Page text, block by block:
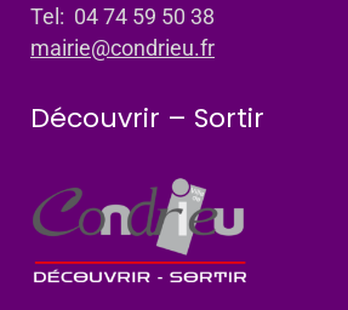
Tel: 04 74 59 50 38
mairie@condrieu.fr
Découvrir – Sortir